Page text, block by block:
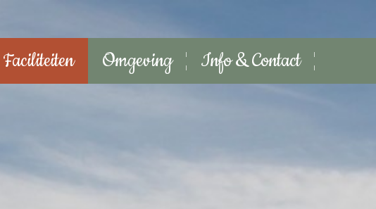
Faciliteiten Omgeving Info & Contact